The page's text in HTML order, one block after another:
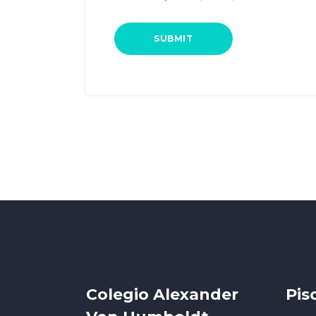
Colegio Alexander